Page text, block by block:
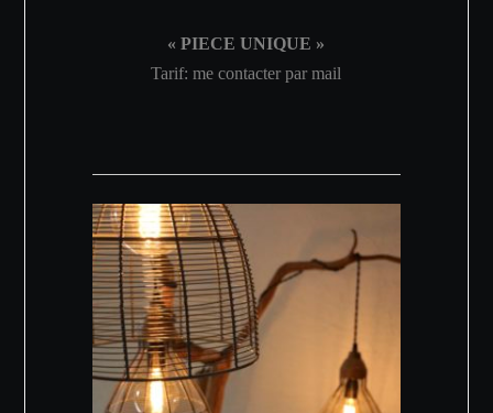
« PIECE UNIQUE »
Tarif: me contacter par mail